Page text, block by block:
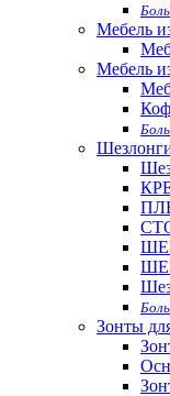
Мебель
Мебель
Зонты